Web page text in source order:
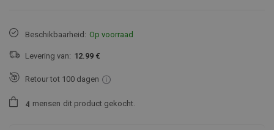
Beschikbaarheid: Op voorraad
Levering van: 12.99 €
Retour tot 100 dagen
4 mensen dit product gekocht.